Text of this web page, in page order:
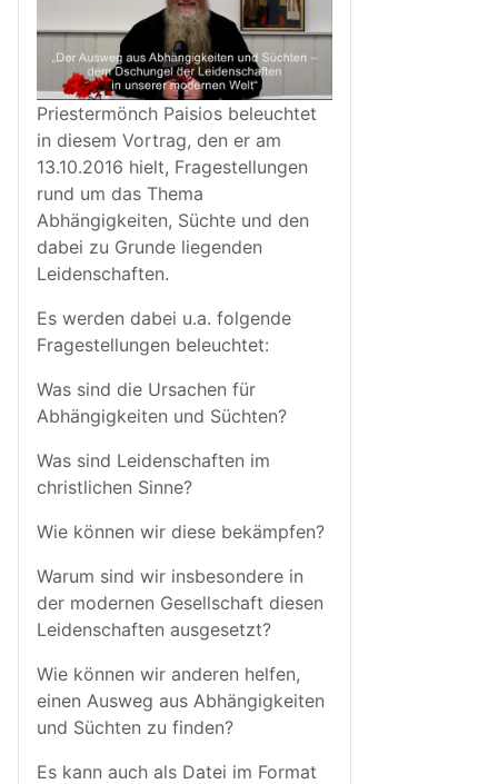
Priestermönch Paisios beleuchtet
in diesem Vortrag, den er am
13.10.2016 hielt, Fragestellungen
rund um das Thema
Abhängigkeiten, Süchte und den
dabei zu Grunde liegenden
Leidenschaften.
Es werden dabei u.a. folgende
Fragestellungen beleuchtet:
Was sind die Ursachen für
Abhängigkeiten und Süchten?
Was sind Leidenschaften im
christlichen Sinne?
Wie können wir diese bekämpfen?
Warum sind wir insbesondere in
der modernen Gesellschaft diesen
Leidenschaften ausgesetzt?
Wie können wir anderen helfen,
einen Ausweg aus Abhängigkeiten
und Süchten zu finden?
Es kann auch als Datei im Format